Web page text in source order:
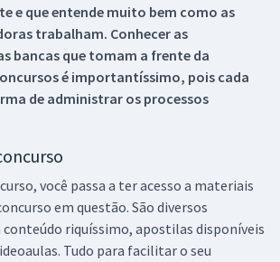
e que entende muito bem como as
trabalham. Conhecer as
bancas que tomam a frente da
é importantíssimo, pois cada
de administrar os processos
você passa a ter acesso a materiais
em questão. São diversos
riquíssimo, apostilas disponíveis
Tudo para facilitar o seu